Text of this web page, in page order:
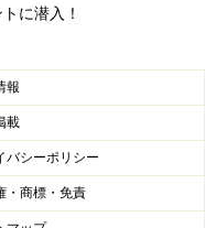
に潜入！
報
載
バシーポリシー
・商標・免責